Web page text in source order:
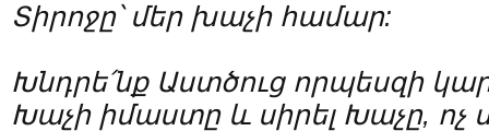
Տիրոջը՝ մեր խաչի համար:
Խնդրե՛նք Աստծուց որպեսզի
Խաչի իմաստը և սիրել Խաչը, ոչ